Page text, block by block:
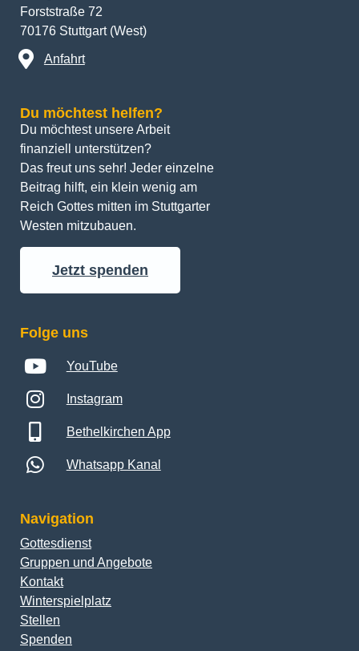
Forststraße 72
70176 Stuttgart (West)
Anfahrt
Du möchtest helfen?
Du möchtest unsere Arbeit
finanziell unterstützen?
Das freut uns sehr! Jeder einzelne
Beitrag hilft, ein klein wenig am
Reich Gottes mitten im Stuttgarter
Westen mitzubauen.
Jetzt spenden
Folge uns
YouTube
Instagram
Bethelkirchen App
Whatsapp Kanal
Navigation
Gottesdienst
Gruppen und Angebote
Kontakt
Winterspielplatz
Stellen
Spenden